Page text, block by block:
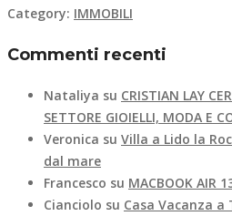
Category: IMMOBILI
Commenti recenti
Nataliya su CRISTIAN LAY
SETTORE GIOIELLI, MODA E
Veronica su Villa a Lido la
dal mare
Francesco su MACBOOK AIR
Cianciolo su Casa Vacanza a